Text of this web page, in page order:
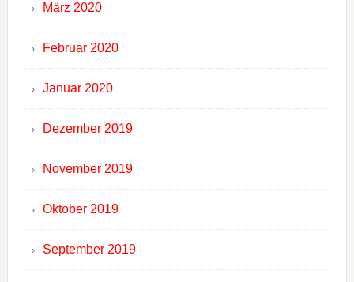
März 2020
Februar 2020
Januar 2020
Dezember 2019
November 2019
Oktober 2019
September 2019